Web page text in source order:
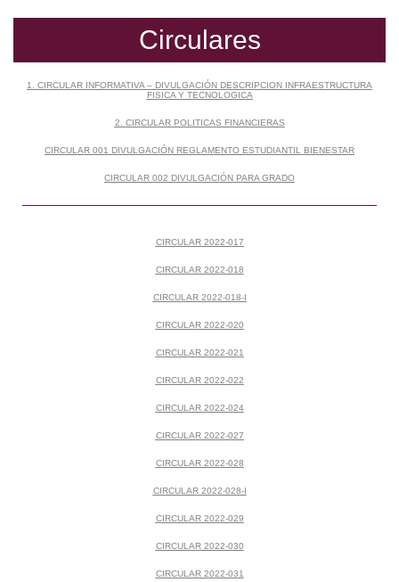
Circulares
1. CIRCULAR INFORMATIVA – DIVULGACIÓN DESCRIPCION INFRAESTRUCTURA
FISICA Y TECNOLOGICA
2. CIRCULAR POLITICAS FINANCIERAS
CIRCULAR 001 DIVULGACIÓN REGLAMENTO ESTUDIANTIL BIENESTAR
CIRCULAR 002 DIVULGACIÓN PARA GRADO
CIRCULAR 2022-017
CIRCULAR 2022-018
CIRCULAR 2022-018-I
CIRCULAR 2022-020
CIRCULAR 2022-021
CIRCULAR 2022-022
CIRCULAR 2022-024
CIRCULAR 2022-027
CIRCULAR 2022-028
CIRCULAR 2022-028-I
CIRCULAR 2022-029
CIRCULAR 2022-030
CIRCULAR 2022-031